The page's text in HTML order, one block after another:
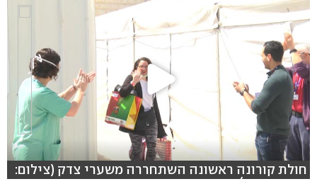
חולת קורונה ראשונה השתחררה משערי צדק (צילום:
משה מזרחי)